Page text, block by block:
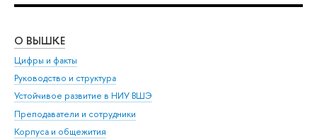
О ВЫШКЕ
Цифры и факты
Руководство и структура
Устойчивое развитие в НИУ ВШЭ
Преподаватели и сотрудники
Корпуса и общежития